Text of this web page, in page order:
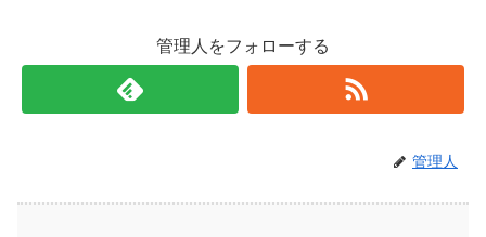
管理人をフォローする
管理人